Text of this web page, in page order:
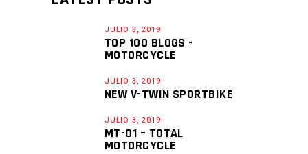
JULIO 3, 2019
TOP 100 BLOGS -
MOTORCYCLE
JULIO 3, 2019
NEW V-TWIN SPORTBIKE
JULIO 3, 2019
MT-01 – TOTAL
MOTORCYCLE